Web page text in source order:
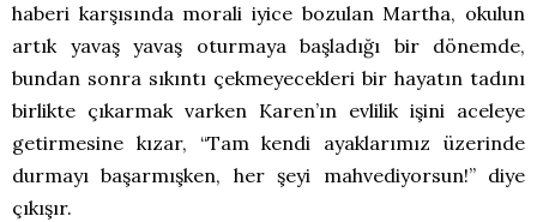
haberi karşısında morali iyice bozulan Martha, okulun
artık yavaş yavaş oturmaya başladığı bir dönemde,
bundan sonra sıkıntı çekmeyecekleri bir hayatın tadını
birlikte çıkarmak varken Karen’ın evlilik işini aceleye
getirmesine kızar, “Tam kendi ayaklarımız üzerinde
durmayı başarmışken, her şeyi mahvediyorsun!” diye
çıkışır.